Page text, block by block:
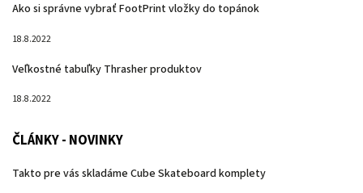
Ako si správne vybrať FootPrint vložky do topánok
18.8.2022
Veľkostné tabuľky Thrasher produktov
18.8.2022
ČLÁNKY - NOVINKY
Takto pre vás skladáme Cube Skateboard komplety